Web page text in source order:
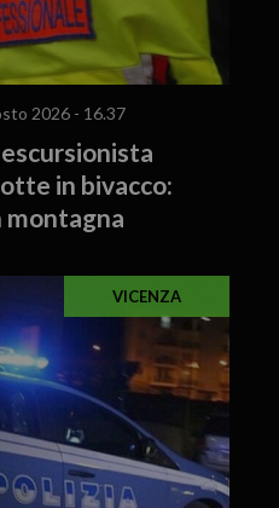
2026 - 16.37
in bivacco:
VICENZA